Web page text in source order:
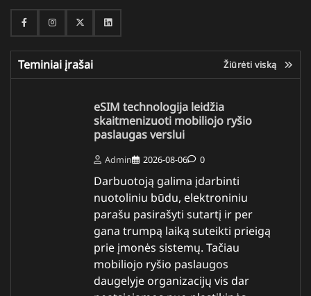
FacebookInstagramTwitterLinkedin
Teminiai įrašai Žiūrėti viską
eSIM technologija leidžia
skaitmenizuoti mobiliojo ryšio
paslaugas verslui
Admin 2026-08-06 0
Darbuotoją galima įdarbinti
nuotoliniu būdu, elektroniniu
parašu pasirašyti sutartį ir per
gana trumpą laiką suteikti prieigą
prie įmonės sistemų. Tačiau
mobiliojo ryšio paslaugos
daugelyje organizacijų vis dar